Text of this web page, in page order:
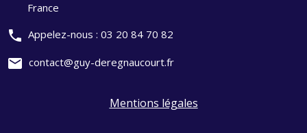
France
phone Appelez-nous : 03 20 84 70 82
mail contact@guy-deregnaucourt.fr
Mentions légales